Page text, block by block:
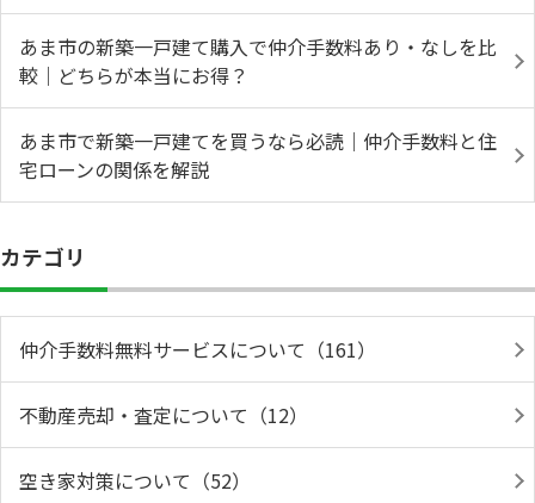
あま市の新築一戸建て購入で仲介手数料あり・なしを比
較｜どちらが本当にお得？
あま市で新築一戸建てを買うなら必読｜仲介手数料と住
宅ローンの関係を解説
カテゴリ
仲介手数料無料サービスについて（161）
不動産売却・査定について（12）
空き家対策について（52）